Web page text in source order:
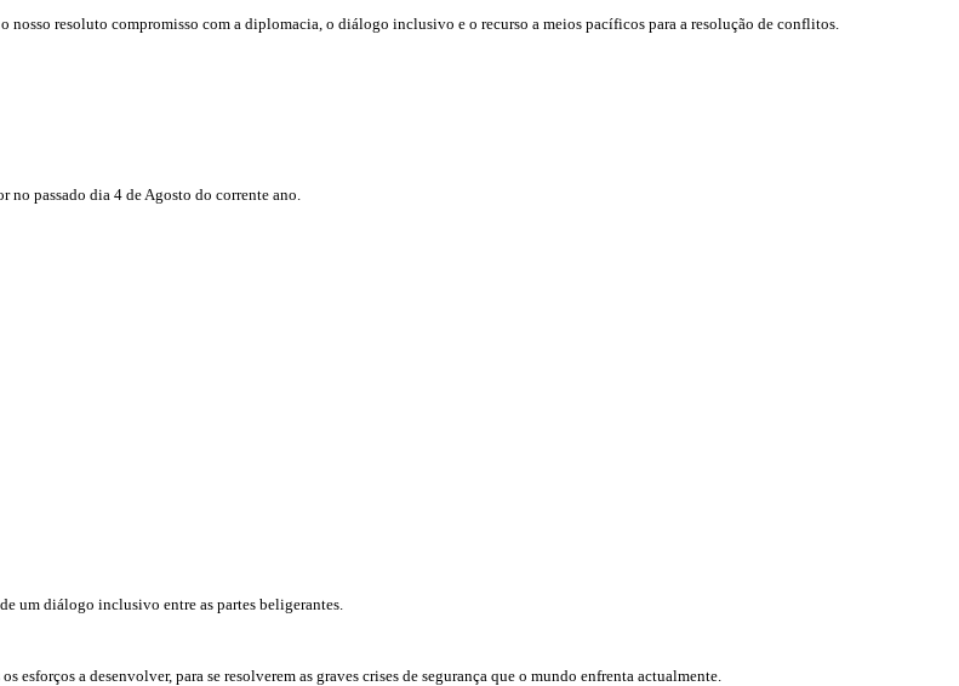
nosso resoluto compromisso com a diplomacia, o diálogo inclusivo e o recurso a meios pacíficos para a resolução de conflitos.
passado dia 4 de Agosto do corrente ano.
um diálogo inclusivo entre as partes beligerantes.
a desenvolver, para se resolverem as graves crises de segurança que o mundo enfrenta actualmente.